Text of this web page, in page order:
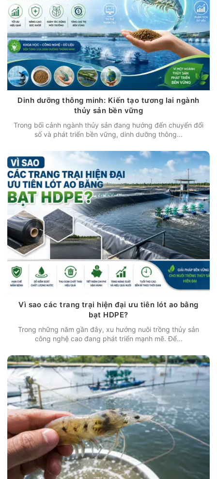
Dinh dưỡng thông minh: Kiến tạo tương lai ngành
thủy sản bền vững
Trong bối cảnh ngành thủy sản đang hướng đến chuyển đổi
số và phát triển bền vững, dinh dưỡng thông...
Vì sao các trang trại hiện đại ưu tiên lót ao bằng
bạt HDPE?
Trong những năm gần đây, xu hướng nuôi trồng thủy sản
công nghệ cao đang phát triển mạnh mẽ. Để...